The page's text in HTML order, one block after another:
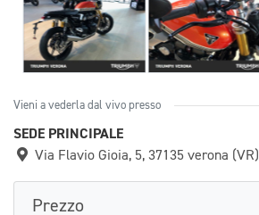
Vieni a vederla dal vivo presso
SEDE PRINCIPALE
Via Flavio Gioia, 5, 37135 verona (VR)
Prezzo